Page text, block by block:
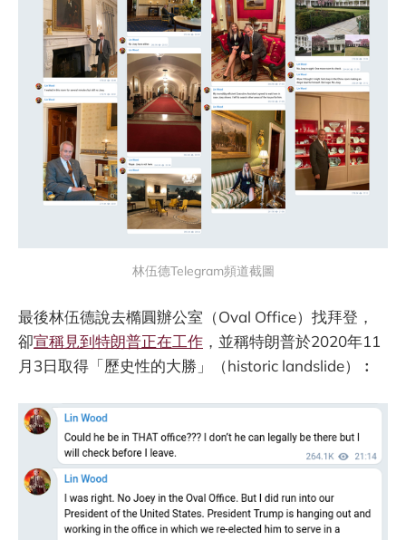
林伍德Telegram頻道截圖
最後林伍德說去橢圓辦公室（Oval Office）找拜登，
卻宣稱見到特朗普正在工作 ，並稱特朗普於2020年11
月3日取得「歷史性的大勝」（historic landslide）︰